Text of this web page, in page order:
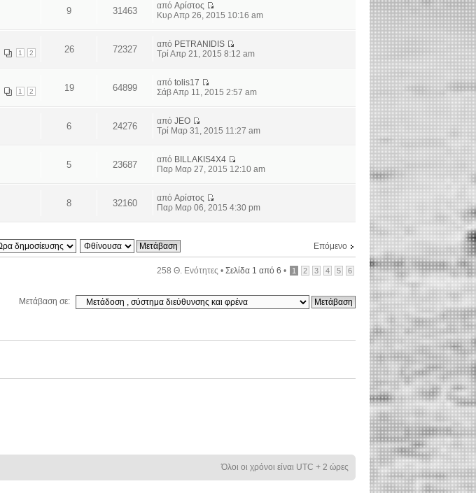
9 31463 απόΑρίστος
Κυρ Απρ 26, 2015 10:16 am
1 2 26 72327 από PETRANIDIS
Τρί Απρ 21, 2015 8:12 am
1 2 19 64899 απόtolis17
Σάβ Απρ 11, 2015 2:57 am
6 24276 απόJEO
Τρί Μαρ 31, 2015 11:27 am
5 23687 από BILLAKIS4X4
Παρ Μαρ 27, 2015 12:10 am
8 32160 απόΑρίστος
Παρ Μαρ 06, 2015 4:30 pm
Επόμενο
258 Θ. Ενότητες • Σελίδα 1 από 6 • 1 2 3 4 5 6
Μετάβαση σε:
Όλοι οι χρόνοι είναι UTC + 2 ώρες